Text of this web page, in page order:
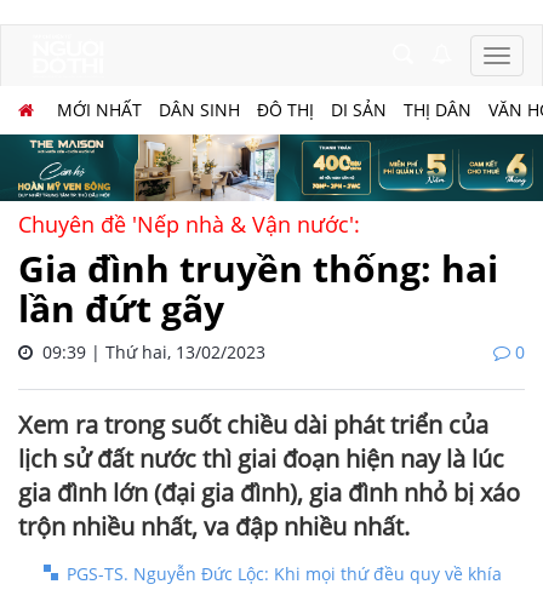
MỚI NHẤT DÂN SINH ĐÔ THỊ DI SẢN THỊ DÂN VĂN
Chuyên đề 'Nếp nhà & Vận nước':
Gia đình truyền thống: hai
lần đứt gãy
09:39 | Thứ hai, 13/02/2023 0
Xem ra trong suốt chiều dài phát triển của
lịch sử đất nước thì giai đoạn hiện nay là lúc
gia đình lớn (đại gia đình), gia đình nhỏ bị xáo
trộn nhiều nhất, va đập nhiều nhất.
PGS-TS. Nguyễn Đức Lộc: Khi mọi thứ đều quy về khía